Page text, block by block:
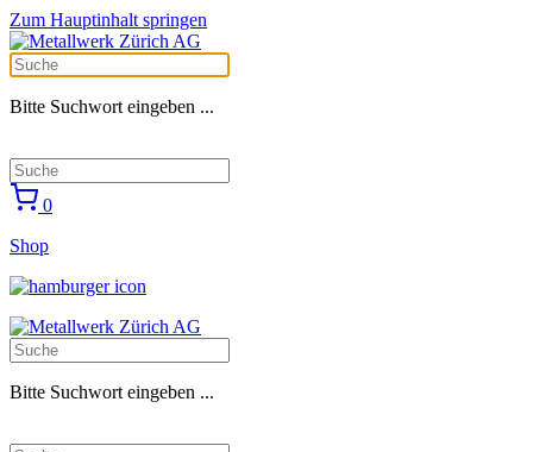
Zum Hauptinhalt springen
Bitte Suchwort eingeben ...
0
Shop
Bitte Suchwort eingeben ...